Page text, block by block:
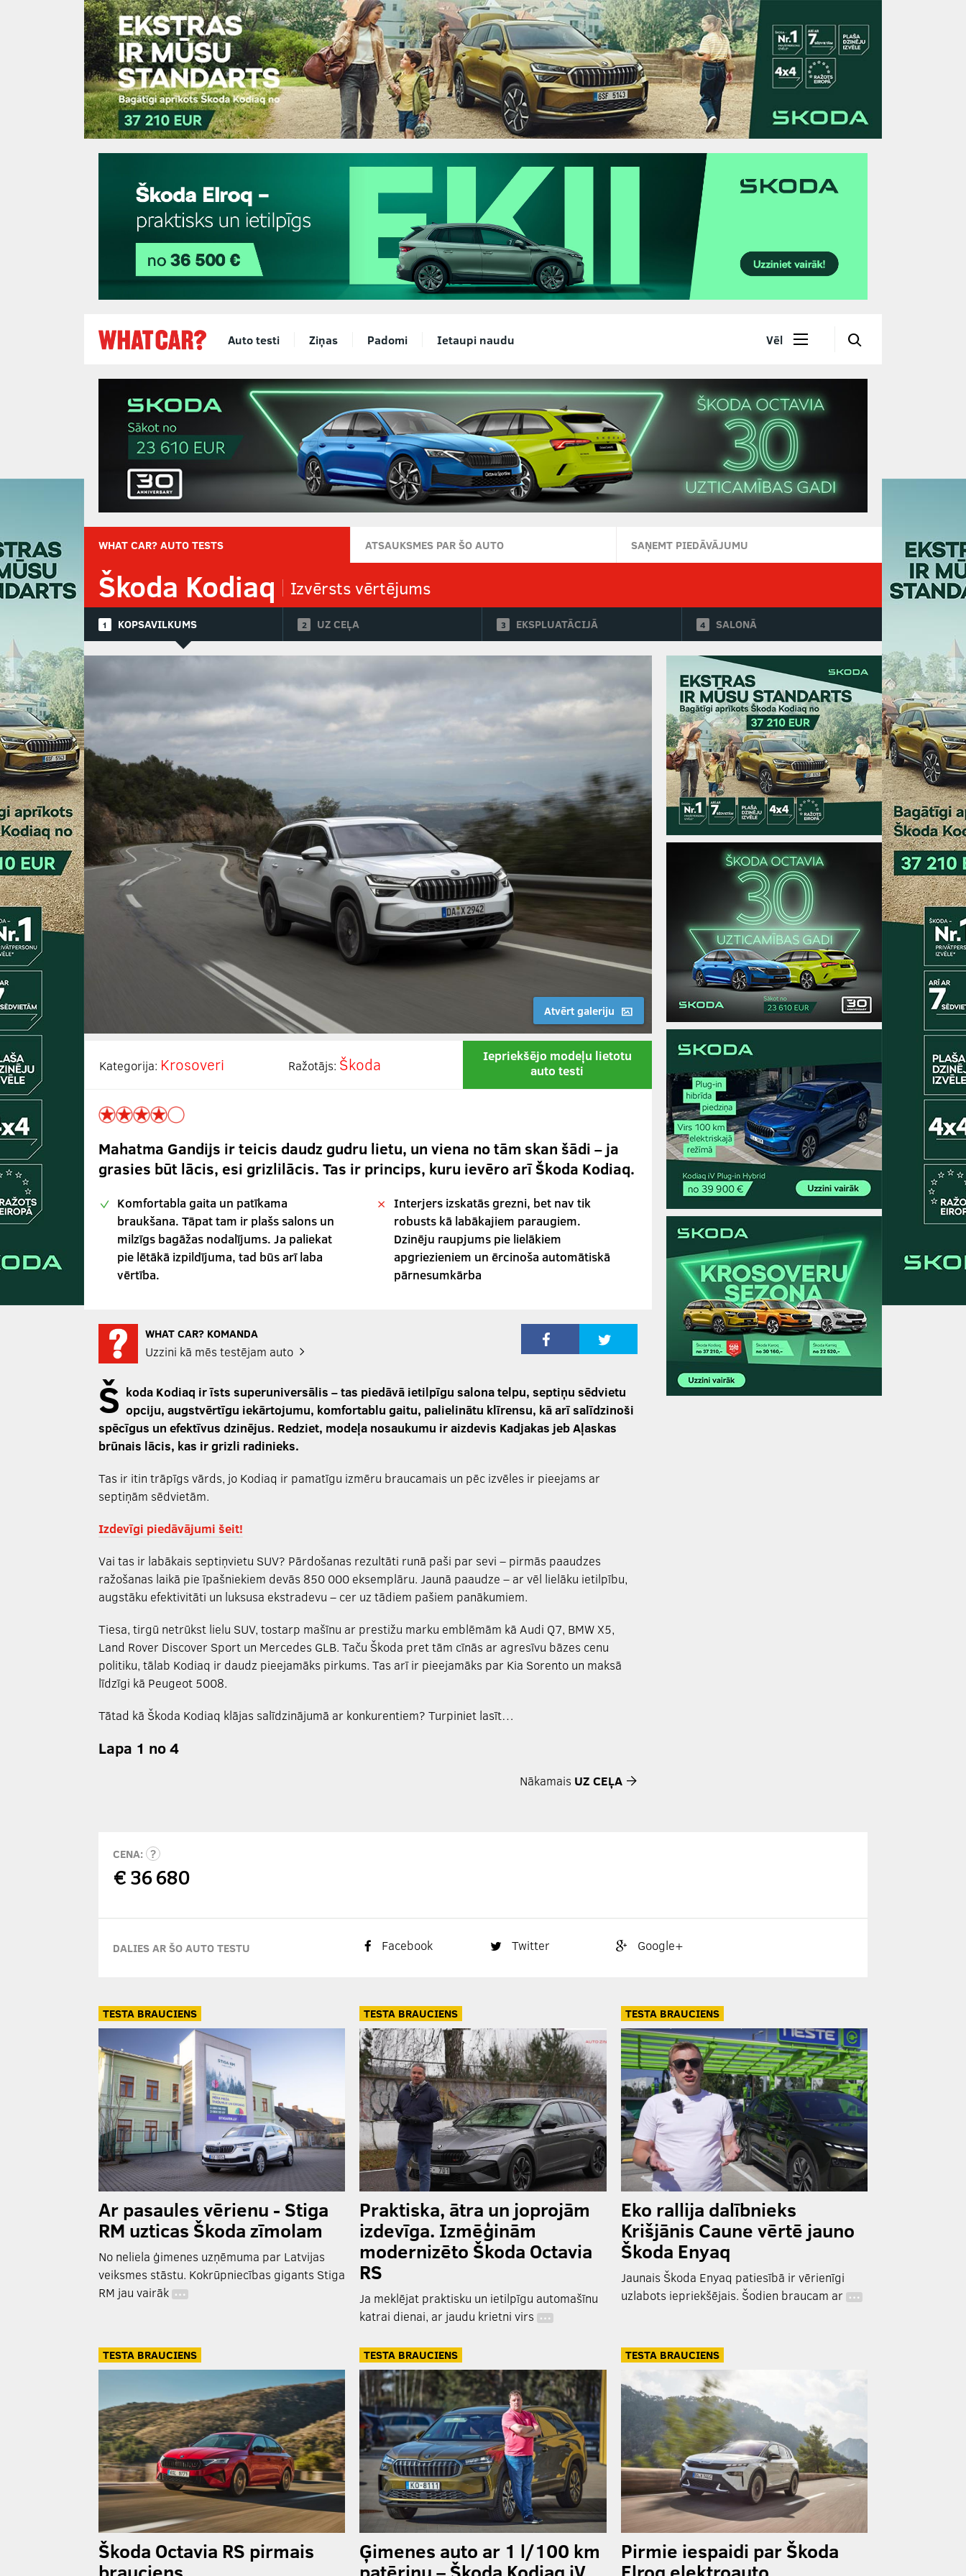
Auto testi Ziņas Padomi Ietaupi naudu Vēl 🔎
WHAT CAR? AUTO TESTS ATSAUKSMES PAR ŠO AUTO SAŅEMT PIEDĀVĀJUMU
Škoda Kodiaq Izvērsts vērtējums
KOPSAVILKUMS UZ CEĻA EKSPLUATĀCIJĀ SALONĀ
Atvērt galeriju
Kategorija: Krosoveri Ražotājs: Škoda
Iepriekšējo modeļu lietotu
auto testi
Mahatma Gandijs ir teicis daudz gudru lietu, un viena no tām skan šādi – ja
grasies būt lācis, esi grizlilācis. Tas ir princips, kuru ievēro arī Škoda Kodiaq.
Komfortabla gaita un patīkama
braukšana. Tāpat tam ir plašs salons un
milzīgs bagāžas nodalījums. Ja paliekat
pie lētākā izpildījuma, tad būs arī laba
vērtība.
Interjers izskatās grezni, bet nav tik
robusts kā labākajiem paraugiem.
Dzinēju raupjums pie lielākiem
apgriezieniem un ērcinoša automātiskā
pārnesumkārba
WHAT CAR? KOMANDA
Uzzini kā mēs testējam auto
Š koda Kodiaq ir īsts superuniversālis – tas piedāvā ietilpīgu salona telpu, septiņu sēdvietu
opciju, augstvērtīgu iekārtojumu, komfortablu gaitu, palielinātu klīrensu, kā arī salīdzinoši
spēcīgus un efektīvus dzinējus. Redziet, modeļa nosaukumu ir aizdevis Kadjakas jeb Aļaskas
brūnais lācis, kas ir grizli radinieks.
Tas ir itin trāpīgs vārds, jo Kodiaq ir pamatīgu izmēru braucamais un pēc izvēles ir pieejams ar
septiņām sēdvietām.
Izdevīgi piedāvājumi šeit!
Vai tas ir labākais septiņvietu SUV? Pārdošanas rezultāti runā paši par sevi – pirmās paaudzes
ražošanas laikā pie īpašniekiem devās 850 000 eksemplāru. Jaunā paaudze – ar vēl lielāku ietilpību,
augstāku efektivitāti un luksusa ekstradevu – cer uz tādiem pašiem panākumiem.
Tiesa, tirgū netrūkst lielu SUV, tostarp mašīnu ar prestižu marku emblēmām kā Audi Q7, BMW X5,
Land Rover Discover Sport un Mercedes GLB. Taču Škoda pret tām cīnās ar agresīvu bāzes cenu
politiku, tālab Kodiaq ir daudz pieejamāks pirkums. Tas arī ir pieejamāks par Kia Sorento un maksā
līdzīgi kā Peugeot 5008.
Tātad kā Škoda Kodiaq klājas salīdzinājumā ar konkurentiem? Turpiniet lasīt…
Lapa 1 no 4
Nākamais UZ CEĻA
CENA:
€ 36 680
DALIES AR ŠO AUTO TESTU Facebook Twitter Google+
TESTA BRAUCIENS
Ar pasaules vērienu - Stiga
RM uzticas Škoda zīmolam
No neliela ģimenes uzņēmuma par Latvijas
veiksmes stāstu. Kokrūpniecības gigants Stiga
RM jau vairāk …
TESTA BRAUCIENS
Praktiska, ātra un joprojām
izdevīga. Izmēģinām
modernizēto Škoda Octavia
RS
Ja meklējat praktisku un ietilpīgu automašīnu
katrai dienai, ar jaudu krietni virs…
TESTA BRAUCIENS
Eko rallija dalībnieks
Krišjānis Caune vērtē jauno
Škoda Enyaq
Jaunais Škoda Enyaq patiesībā ir vērienīgi
uzlabots iepriekšējais. Šodien braucam ar …
TESTA BRAUCIENS
Škoda Octavia RS pirmais
TESTA BRAUCIENS
Ģimenes auto ar 1 l/100 km
TESTA BRAUCIENS
Pirmie iespaidi par Škoda